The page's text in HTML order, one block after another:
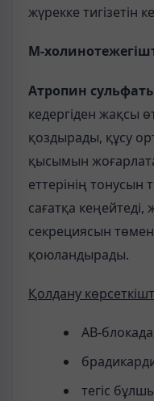
жүрекке тигізетін
М-
Атропин
кедергіден жақсы
қоздырады, құсу
қысымын
еттерінің тонусын
сағатқа
секрециясын
қоюландырады.
Қолдану
АВ-
тегіс